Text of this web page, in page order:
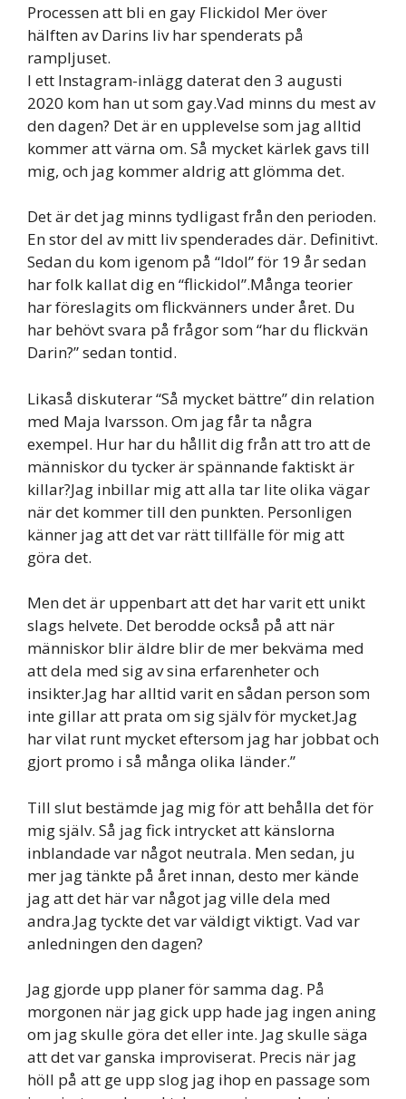
Processen att bli en gay Flickidol Mer över
hälften av Darins liv har spenderats på
rampljuset.
I ett Instagram-inlägg daterat den 3 augusti
2020 kom han ut som gay.Vad minns du mest av
den dagen? Det är en upplevelse som jag alltid
kommer att värna om. Så mycket kärlek gavs till
mig, och jag kommer aldrig att glömma det.
Det är det jag minns tydligast från den perioden.
En stor del av mitt liv spenderades där. Definitivt.
Sedan du kom igenom på “Idol” för 19 år sedan
har folk kallat dig en “flickidol”.Många teorier
har föreslagits om flickvänners under året. Du
har behövt svara på frågor som “har du flickvän
Darin?” sedan tontid.
Likaså diskuterar “Så mycket bättre” din relation
med Maja Ivarsson. Om jag får ta några
exempel. Hur har du hållit dig från att tro att de
människor du tycker är spännande faktiskt är
killar?Jag inbillar mig att alla tar lite olika vägar
när det kommer till den punkten. Personligen
känner jag att det var rätt tillfälle för mig att
göra det.
Men det är uppenbart att det har varit ett unikt
slags helvete. Det berodde också på att när
människor blir äldre blir de mer bekväma med
att dela med sig av sina erfarenheter och
insikter.Jag har alltid varit en sådan person som
inte gillar att prata om sig själv för mycket.Jag
har vilat runt mycket eftersom jag har jobbat och
gjort promo i så många olika länder.”
Till slut bestämde jag mig för att behålla det för
mig själv. Så jag fick intrycket att känslorna
inblandade var något neutrala. Men sedan, ju
mer jag tänkte på året innan, desto mer kände
jag att det här var något jag ville dela med
andra.Jag tyckte det var väldigt viktigt. Vad var
anledningen den dagen?
Jag gjorde upp planer för samma dag. På
morgonen när jag gick upp hade jag ingen aning
om jag skulle göra det eller inte. Jag skulle säga
att det var ganska improviserat. Precis när jag
höll på att ge upp slog jag ihop en passage som